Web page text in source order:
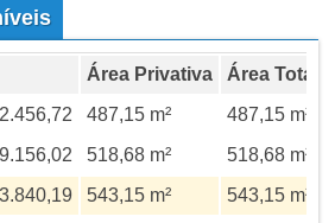
Área Privativa
Área Total
487,15 m² 487,15 m²
518,68 m² 518,68 m²
543,15 m² 543,15 m²